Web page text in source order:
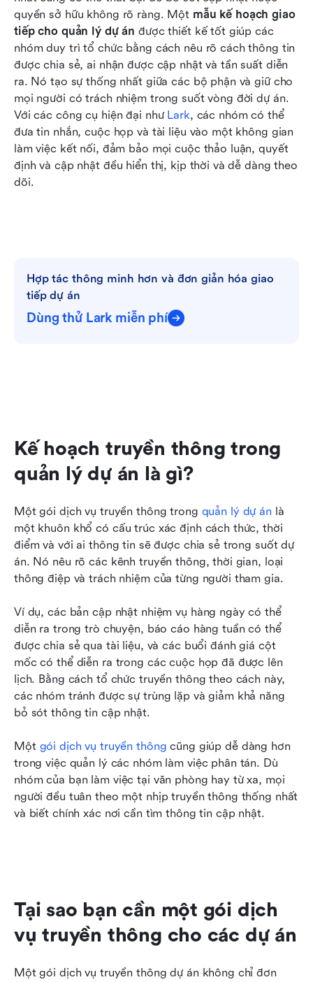
quyền sở hữu không rõ ràng. Một mẫu kế hoạch giao
tiếp cho quản lý dự án được thiết kế tốt giúp các
nhóm duy trì tổ chức bằng cách nêu rõ cách thông tin
được chia sẻ, ai nhận được cập nhật và tần suất diễn
ra. Nó tạo sự thống nhất giữa các bộ phận và giữ cho
mọi người có trách nhiệm trong suốt vòng đời dự án.
Với các công cụ hiện đại như Lark, các nhóm có thể
đưa tin nhắn, cuộc họp và tài liệu vào một không gian
làm việc kết nối, đảm bảo mọi cuộc thảo luận, quyết
định và cập nhật đều hiển thị, kịp thời và dễ dàng theo
dõi.
Hợp tác thông minh hơn và đơn giản hóa giao
tiếp dự án
Dùng thử Lark miễn phí
Kế hoạch truyền thông trong
quản lý dự án là gì?
Một gói dịch vụ truyền thông trong quản lý dự án là
một khuôn khổ có cấu trúc xác định cách thức, thời
điểm và với ai thông tin sẽ được chia sẻ trong suốt dự
án. Nó nêu rõ các kênh truyền thông, thời gian, loại
thông điệp và trách nhiệm của từng người tham gia.
Ví dụ, các bản cập nhật nhiệm vụ hàng ngày có thể
diễn ra trong trò chuyện, báo cáo hàng tuần có thể
được chia sẻ qua tài liệu, và các buổi đánh giá cột
mốc có thể diễn ra trong các cuộc họp đã được lên
lịch. Bằng cách tổ chức truyền thông theo cách này,
các nhóm tránh được sự trùng lặp và giảm khả năng
bỏ sót thông tin cập nhật.
Một gói dịch vụ truyền thông cũng giúp dễ dàng hơn
trong việc quản lý các nhóm làm việc phân tán. Dù
nhóm của bạn làm việc tại văn phòng hay từ xa, mọi
người đều tuân theo một nhịp truyền thông thống nhất
và biết chính xác nơi cần tìm thông tin cập nhật.
Tại sao bạn cần một gói dịch
vụ truyền thông cho các dự án
Một gói dịch vụ truyền thông dự án không chỉ đơn
trong Lark mà không gặp rắc rối
Kết luận
Câu hỏi thường gặp
Đọc liên quan